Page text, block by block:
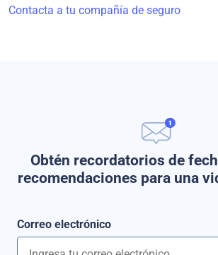
Contacta a tu compañía de seguro
Obtén recordatorios de
recomendaciones para una
Correo electrónico